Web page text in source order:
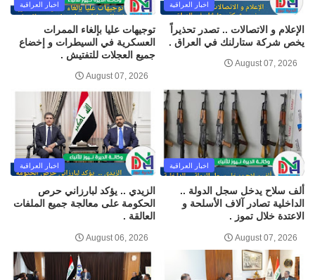
اخبار العراقية
الإعلام و الاتصالات .. تصدر تحذيراً
يخص شركة ستارلنك في العراق .
August 07, 2026
اخبار العراقية
توجيهات عليا بإلغاء الممرات
العسكرية في السيطرات و إخضاع
جميع العجلات للتفتيش .
August 07, 2026
اخبار العراقية
ألف سلاح يدخل سجل الدولة ..
الداخلية تصادر آلاف الأسلحة و
الاعتدة خلال تموز .
August 07, 2026
اخبار العراقية
الزيدي .. يؤكد لبارزاني حرص
الحكومة على معالجة جميع الملفات
العالقة .
August 06, 2026